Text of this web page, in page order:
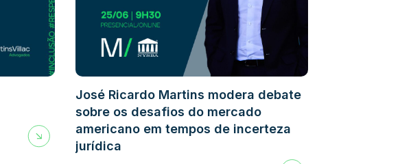
José Ricardo Martins modera debate
sobre os desafios do mercado
americano em tempos de incerteza
jurídica